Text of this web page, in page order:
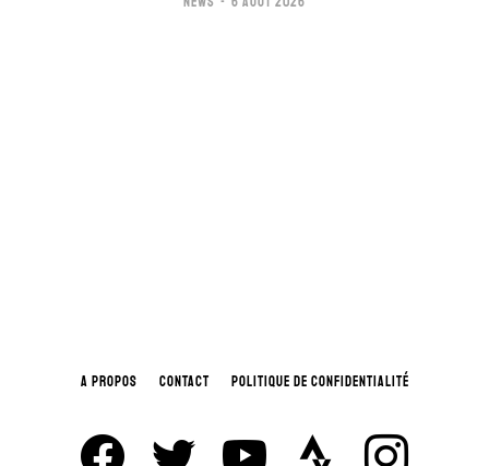
A PROPOS CONTACT POLITIQUE DE CONFIDENTIALITÉ